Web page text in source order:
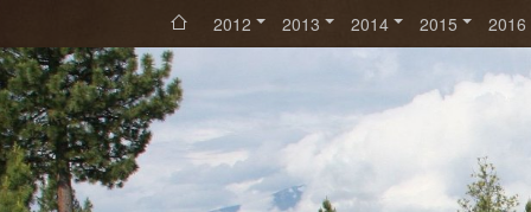
2012 2013 2014 2015 2016